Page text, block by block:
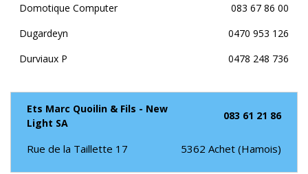
Domotique Computer
083 67 86 00
Dugardeyn
0470 953 126
Durviaux P
0478 248 736
Ets Marc Quoilin & Fils - New
Light SA
083 61 21 86
Rue de la Taillette 17 5362 Achet (Hamois)